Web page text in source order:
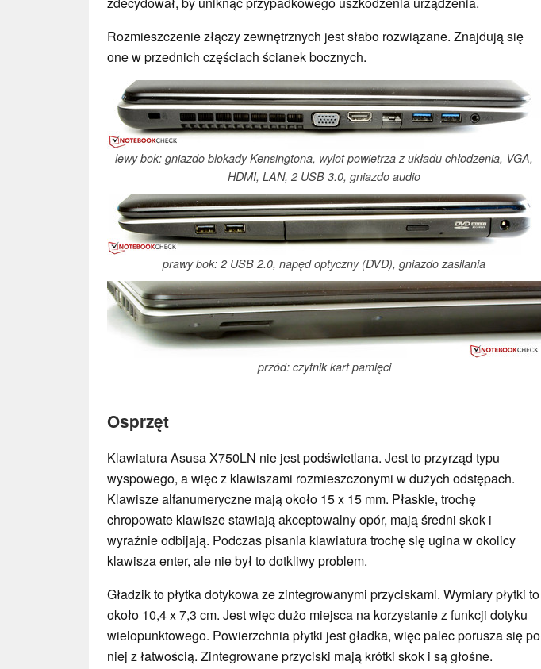
Rozmieszczenie złączy zewnętrznych jest słabo rozwiązane. Znajdują się
one w przednich częściach ścianek bocznych.
lewy bok: gniazdo blokady Kensingtona, wylot powietrza z układu chłodzenia, VGA,
HDMI, LAN, 2 USB 3.0, gniazdo audio
prawy bok: 2 USB 2.0, napęd optyczny (DVD), gniazdo zasilania
przód: czytnik kart pamięci
Osprzęt
Klawiatura Asusa X750LN nie jest podświetlana. Jest to przyrząd typu
wyspowego, a więc z klawiszami rozmieszczonymi w dużych odstępach.
Klawisze alfanumeryczne mają około 15 x 15 mm. Płaskie, trochę
chropowate klawisze stawiają akceptowalny opór, mają średni skok i
wyraźnie odbijają. Podczas pisania klawiatura trochę się ugina w okolicy
klawisza enter, ale nie był to dotkliwy problem.
Gładzik to płytka dotykowa ze zintegrowanymi przyciskami. Wymiary płytki to
około 10,4 x 7,3 cm. Jest więc dużo miejsca na korzystanie z funkcji dotyku
wielopunktowego. Powierzchnia płytki jest gładka, więc palec porusza się po
niej z łatwością. Zintegrowane przyciski mają krótki skok i są głośne.